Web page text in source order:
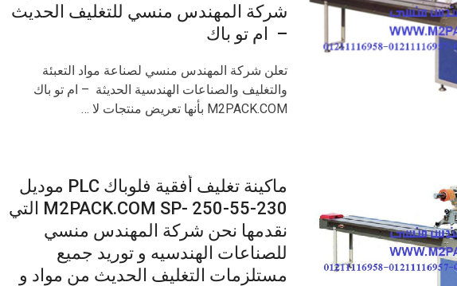
شركة المهندس منسي للتغليف الحديث
– ام تو باك
تعلن شركة المهندس منسي لصناعة مواد التعبئة
والتغليف والصناعات الهندسية الحديثة – ام تو باك
M2PACK.COM بأنها تعريض منتجات لا …
ماكينة تغليف أفقية فلوباك PLC موديل
M2PACK.COM SP- 250-55-230 التي
نقدمها نحن شركة المهندس منسي
للصناعات الهندسيه و توريد جميع
مستلزمات التغليف الحديث من مواد و